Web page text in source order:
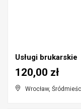
Usługi brukarskie
Wrocław,
120,00 zł